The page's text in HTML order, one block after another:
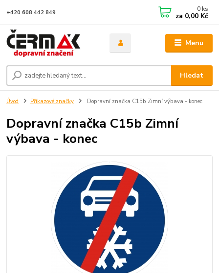
Menu
Hledat
+420 608 442 849 0 ks
za 0,00 Kč
Úvod Příkazové značky Dopravní značka C15b Zimní výbava - konec
Dopravní značka C15b Zimní
výbava - konec